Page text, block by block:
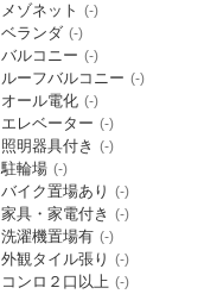
メゾネット (-)
ベランダ (-)
バルコニー (-)
ルーフバルコニー (-)
オール電化 (-)
エレベーター (-)
照明器具付き (-)
駐輪場 (-)
バイク置場あり (-)
家具・家電付き (-)
洗濯機置場有 (-)
外観タイル張り (-)
コンロ２口以上 (-)